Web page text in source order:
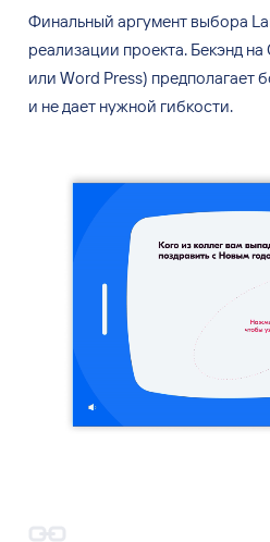
Финальный аргумент выбора
реализации проекта. Бекэнд на
или Word Press) предполагает
и не дает нужной гибкости.